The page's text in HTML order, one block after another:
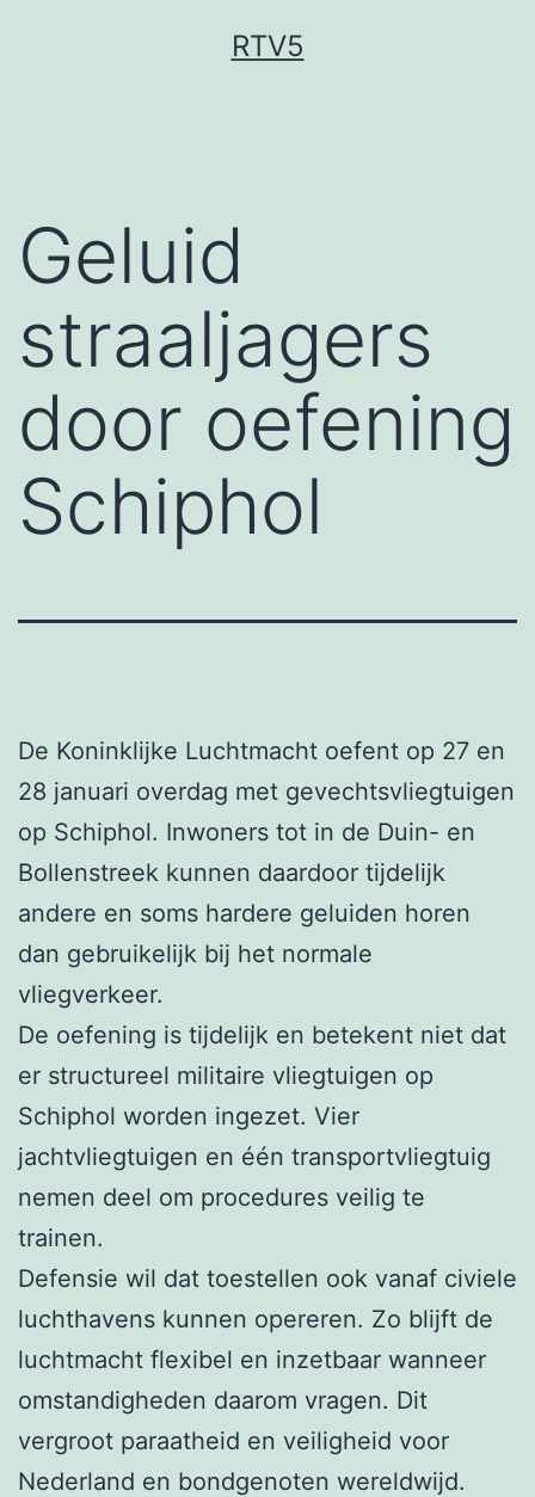
RTV5
Geluid
straaljagers
door oefening
Schiphol
De Koninklijke Luchtmacht oefent op 27 en
28 januari overdag met gevechtsvliegtuigen
op Schiphol. Inwoners tot in de Duin- en
Bollenstreek kunnen daardoor tijdelijk
andere en soms hardere geluiden horen
dan gebruikelijk bij het normale
vliegverkeer.
De oefening is tijdelijk en betekent niet dat
er structureel militaire vliegtuigen op
Schiphol worden ingezet. Vier
jachtvliegtuigen en één transportvliegtuig
nemen deel om procedures veilig te
trainen.
Defensie wil dat toestellen ook vanaf civiele
luchthavens kunnen opereren. Zo blijft de
luchtmacht flexibel en inzetbaar wanneer
omstandigheden daarom vragen. Dit
vergroot paraatheid en veiligheid voor
Nederland en bondgenoten wereldwijd.